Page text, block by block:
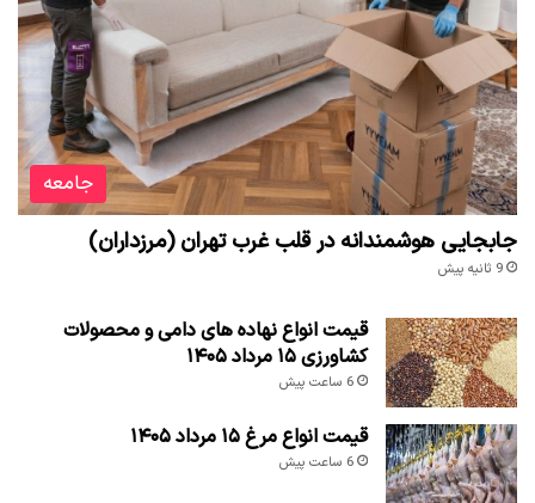
جامعه
جابجایی هوشمندانه در قلب غرب تهران (مرزداران)
9 ثانیه پیش
قیمت انواع نهاده های دامی و محصولات
کشاورزی ۱۵ مرداد ۱۴۰۵
6 ساعت پیش
قیمت انواع مرغ ۱۵ مرداد ۱۴۰۵
6 ساعت پیش